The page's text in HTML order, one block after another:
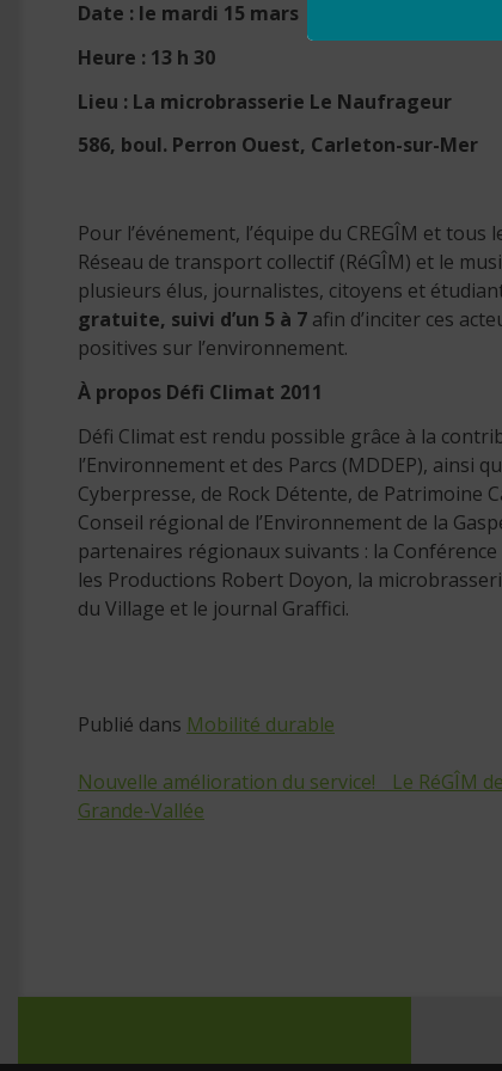
Date : le mardi 15 mars
Heure : 13 h 30
Lieu : La microbrasserie Le Naufrageur
586, boul. Perron Ouest, Carleton-sur-Mer
Pour l’événement, l’équipe du CREGÎM et
Réseau de transport collectif (RéGÎM) et le
plusieurs élus, journalistes, citoyens et
gratuite, suivi d’un 5 à 7 afin d’inciter ces
positives sur l’environnement.
À propos Défi Climat 2011
Défi Climat est rendu possible grâce à la
l’Environnement et des Parcs (MDDEP), ainsi
Cyberpresse, de Rock Détente, de Patrimoine
Conseil régional de l’Environnement de la
partenaires régionaux suivants : la
les Productions Robert Doyon, la
du Village et le journal Graffici.
Publié dans Mobilité durable
Navigation
Nouvelle amélioration du service! Le RéGÎM
Grande-Vallée